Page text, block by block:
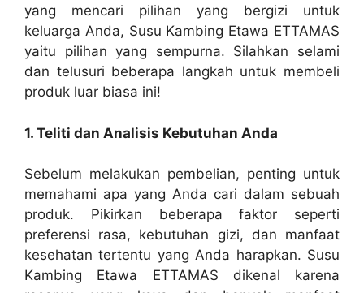
yang mencari pilihan yang bergizi untuk
keluarga Anda, Susu Kambing Etawa ETTAMAS
yaitu pilihan yang sempurna. Silahkan selami
dan telusuri beberapa langkah untuk membeli
produk luar biasa ini!
1. Teliti dan Analisis Kebutuhan Anda
Sebelum melakukan pembelian, penting untuk
memahami apa yang Anda cari dalam sebuah
produk. Pikirkan beberapa faktor seperti
preferensi rasa, kebutuhan gizi, dan manfaat
kesehatan tertentu yang Anda harapkan. Susu
Kambing Etawa ETTAMAS dikenal karena